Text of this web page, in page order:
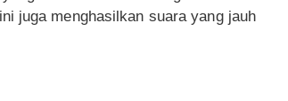
juga menghasilkan suara yang jauh